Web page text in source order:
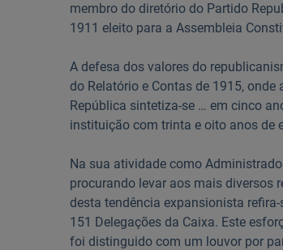
membro do diretório do Partido
1911 eleito para a Assembleia
A defesa dos valores do
do Relatório e Contas de 1915, onde
República sintetiza-se … em cinco
instituição com trinta e oito anos de
Na sua atividade como
procurando levar aos mais diversos
desta tendência expansionista
151 Delegações da Caixa. Este
foi distinguido com um louvor por